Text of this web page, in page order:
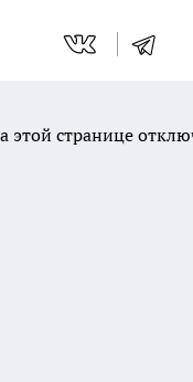
этой странице